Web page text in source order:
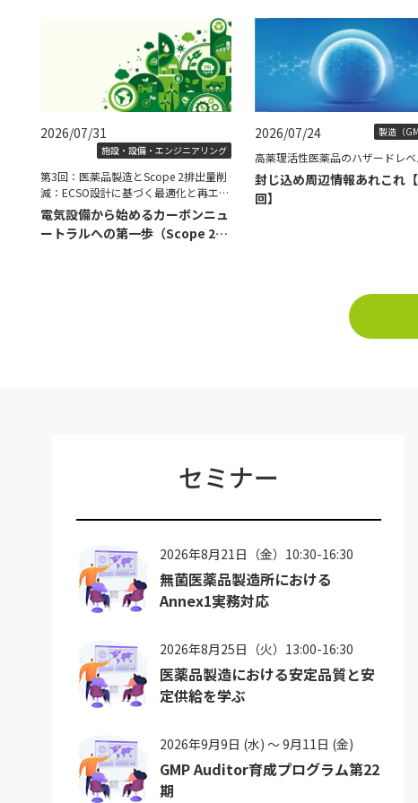
2026/07/31
施設・設備・エンジニアリング
第3回：医薬品製造とScope 2排出量削
減：ECSO設計に基づく最適化と再エネ
導入の具体策
電気設備から始めるカーボンニュ
ートラルへの第一歩（Scope 2削
2026/07/24 製造（
高薬理活性医薬品のハザードレベ
封じ込め周辺情報あれこれ
回】
セミナー
2026年8月21日（金）10:30-16:30
無菌医薬品製造所における
Annex1実務対応
2026年8月25日（火）13:00-16:30
医薬品製造における安定品質と安
定供給を学ぶ
2026年9月9日 (水) ～ 9月11日 (金)
GMP Auditor育成プログラム第22
期